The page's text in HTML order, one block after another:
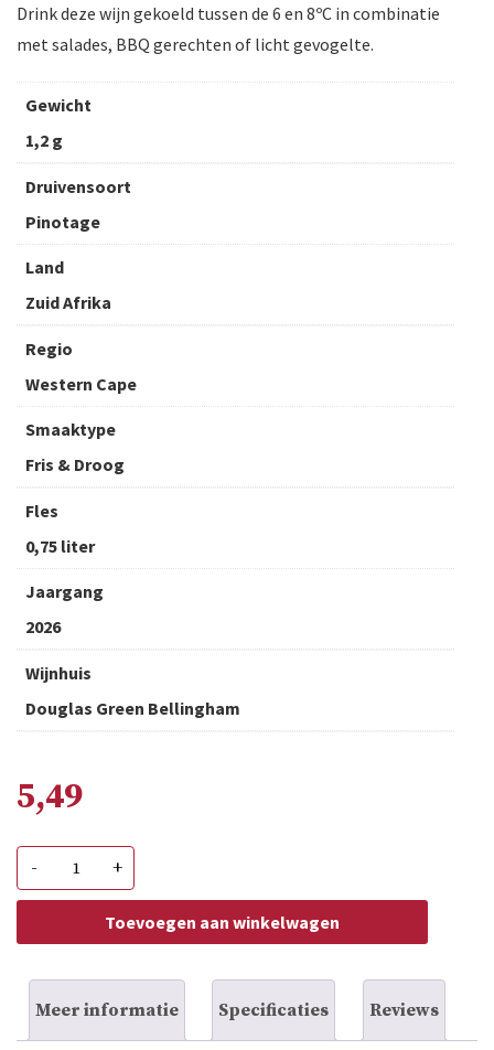
Drink deze wijn gekoeld tussen de 6 en 8ºC in combinatie
met salades, BBQ gerechten of licht gevogelte.
Gewicht
1,2 g
Druivensoort
Pinotage
Land
Zuid Afrika
Regio
Western Cape
Smaaktype
Fris & Droog
Fles
0,75 liter
Jaargang
2026
Wijnhuis
Douglas Green Bellingham
5,49
-
Kaap
Rose
+
Toevoegen aan winkelwagen
Meer informatie Specificaties Reviews